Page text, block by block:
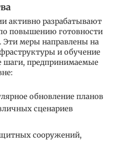
активно разрабатывают
повышению готовности
меры направлены на
и обучение
шаги, предпринимаемые
обновление планов
сценариев
сооружений,